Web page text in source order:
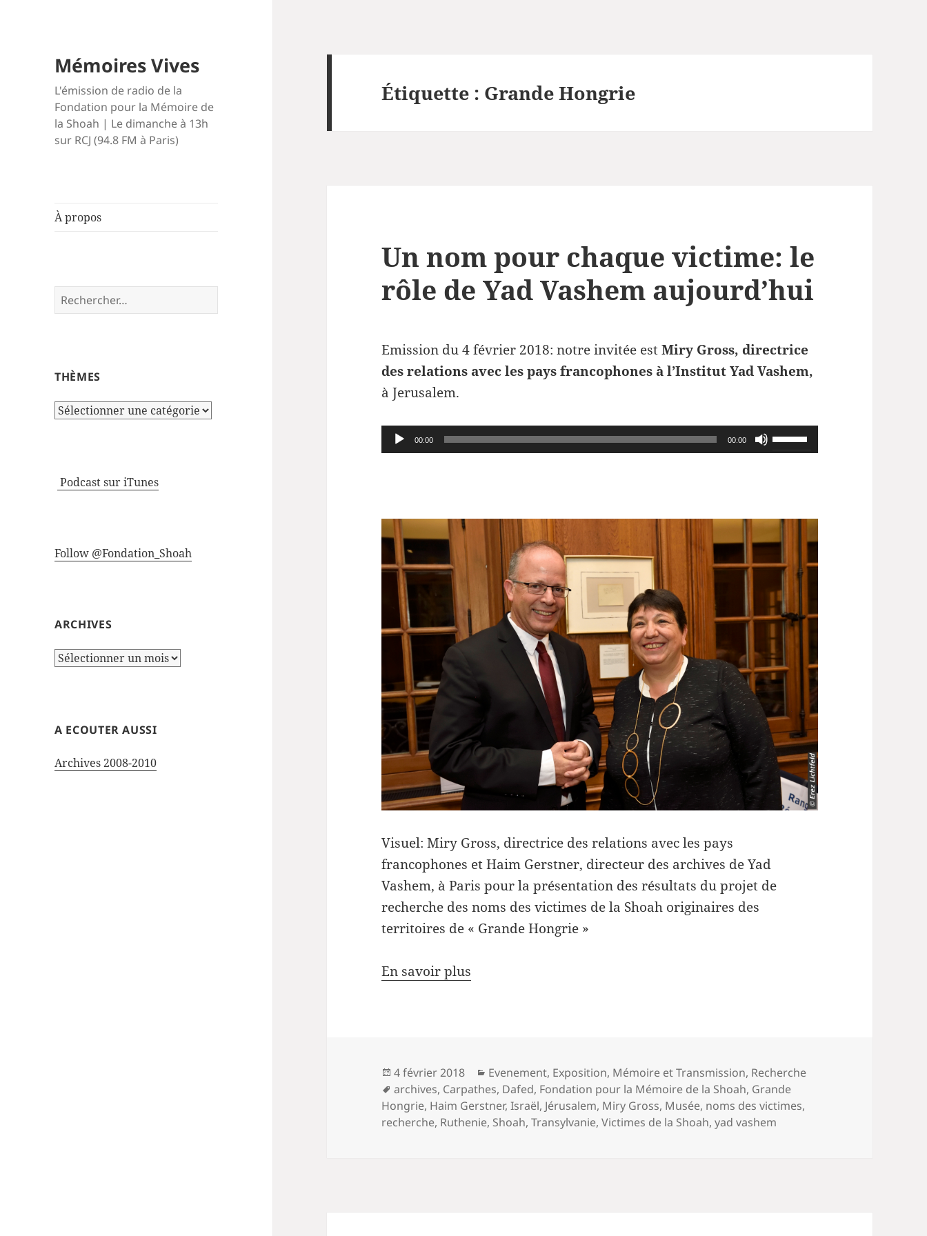
Mémoires Vives
L'émission de radio de la
Fondation pour la Mémoire de
la Shoah | Le dimanche à 13h
sur RCJ (94.8 FM à Paris)
À propos
Rechercher :
THÈMES
Thèmes
Podcast sur iTunes
Follow @Fondation_Shoah
ARCHIVES
Archives
A ECOUTER AUSSI
Archives 2008-2010
Étiquette : Grande Hongrie
Un nom pour chaque victime: le
rôle de Yad Vashem aujourd’hui
Emission du 4 février 2018: notre invitée estMiry Gross, directrice
des relations avec les pays francophones à l’Institut Yad Vashem,
à Jerusalem.
Lecteur
audio
00:00 00:00
Utilisez
les
pour
augmenter
ou
le
volume.
Visuel: Miry Gross, directrice des relations avec les pays
francophones et Haim Gerstner, directeur des archives de Yad
Vashem, à Paris pour la présentation des résultats du projet de
recherche des noms des victimes de la Shoah originaires des
territoires de « Grande Hongrie »
En savoir plus
Publié
le
4 février 2018 Catégories
Evenement, Exposition, Mémoire et Transmission, Recherche
Mots-
clés
archives, Carpathes, Dafed, Fondation pour la Mémoire de la Shoah, Grande
Hongrie, Haim Gerstner,Israël, Jérusalem, Miry Gross, Musée, noms des victimes,
recherche, Ruthenie, Shoah,Transylvanie,Victimes de la Shoah,yad vashem